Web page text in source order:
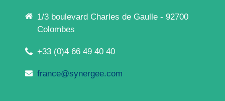
1/3 boulevard Charles de Gaulle - 92700
Colombes
+33 (0)4 66 49 40 40
france@synergee.com